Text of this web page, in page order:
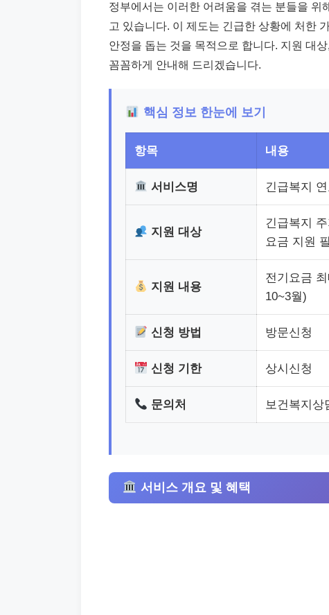
정부에서는 이러한 어려움을 겪는 분들을
고 있습니다. 이 제도는 긴급한 상황에 처한
안정을 돕는 것을 목적으로 합니다. 지원 대
꼼꼼하게 안내해 드리겠습니다.
핵심 정보 한눈에 보기
항목 내용
서비스명 긴급복지
지원 대상
긴급복지
요금 지원
지원 내용
전기요금
10~3월)
신청 방법 방문신청
신청 기한 상시신청
문의처 보건복지상
서비스 개요 및 혜택